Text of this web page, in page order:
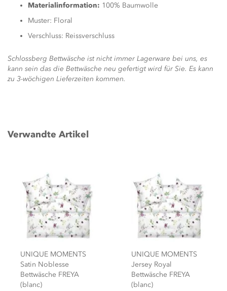
Materialinformation: 100% Baumwolle
Muster: Floral
Verschluss: Reissverschluss
Schlossberg Bettwäsche ist nicht immer Lagerware bei uns, es
kann sein das die Bettwäsche neu gefertigt wird für Sie. Es kann
zu 3-wöchigen Lieferzeiten kommen.
Verwandte Artikel
UNIQUE MOMENTS
Satin Noblesse
Bettwäsche FREYA
(blanc)
UNIQUE MOMENTS
Jersey Royal
Bettwäsche FREYA
(blanc)